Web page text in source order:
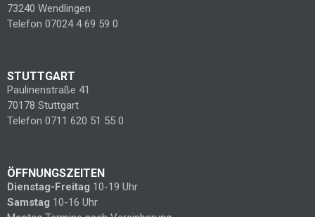
73240 Wendlingen
Telefon 07024 4 69 59 0
STUTTGART
Paulinenstraße 41
70178 Stuttgart
Telefon 0711 620 51 55 0
ÖFFNUNGSZEITEN
Dienstag-Freitag 10-19 Uhr
Samstag 10-16 Uhr